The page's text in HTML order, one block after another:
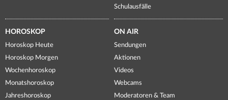
Schulausfälle
HOROSKOP
Horoskop Heute
Horoskop Morgen
Wochenhoroskop
Monatshoroskop
Jahreshoroskop
ON AIR
Sendungen
Aktionen
Videos
Webcams
Moderatoren & Team